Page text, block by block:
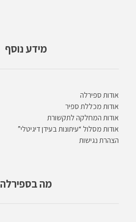
מידע נוסף
אודות ספירלה
אודות מכללת ספיר
אודות המחלקה לתקשורת
אודות מסלול “עיתונות בעידן דיגיטלי”
הצהרת נגישות
מה בספירלה